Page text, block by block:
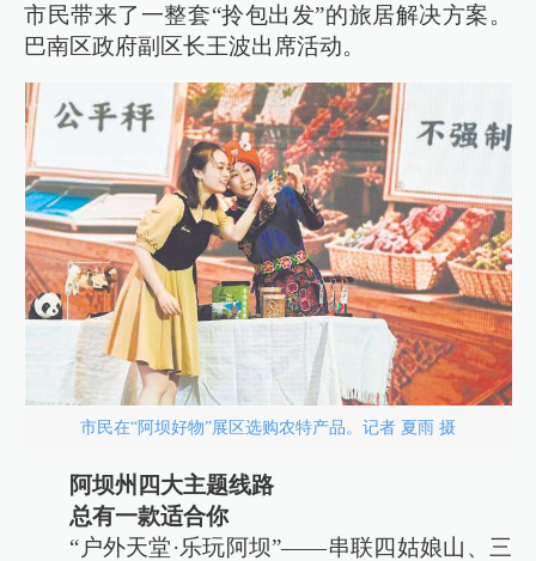
市民带来了一整套“拎包出发”的旅居解决方案。
巴南区政府副区长王波出席活动。
市民在“阿坝好物”展区选购农特产品。记者 夏雨 摄
阿坝州四大主题线路
总有一款适合你
“户外天堂·乐玩阿坝”——串联四姑娘山、三